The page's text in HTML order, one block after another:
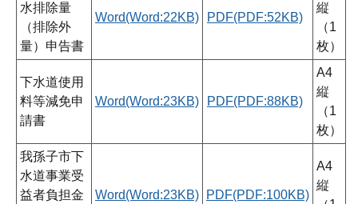
水排除量
（排除外
量）申告書
Word(Word:22KB) PDF(PDF:52KB)
縦
（1
枚）
下水道使用
料等減免申
請書
Word(Word:23KB) PDF(PDF:88KB)
A4
縦
（1
枚）
我孫子市下
水道事業受
益者負担金
Word(Word:23KB) PDF(PDF:100KB)
A4
縦